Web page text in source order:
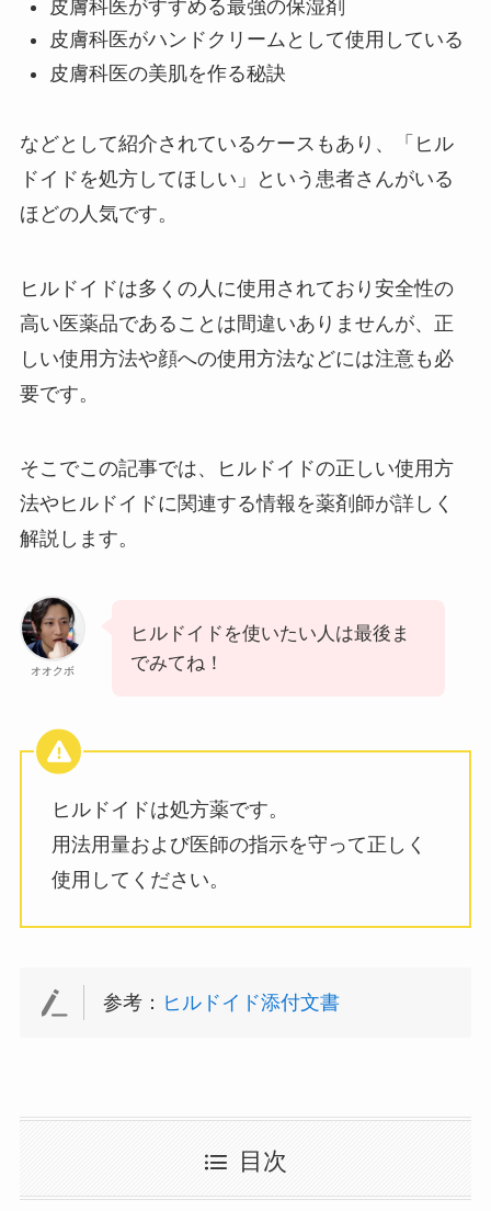
皮膚科医がすすめる最強の保湿剤
皮膚科医がハンドクリームとして使用している
皮膚科医の美肌を作る秘訣
などとして紹介されているケースもあり、「ヒル
ドイドを処方してほしい」という患者さんがいる
ほどの人気です。
ヒルドイドは多くの人に使用されており安全性の
高い医薬品であることは間違いありませんが、正
しい使用方法や顔への使用方法などには注意も必
要です。
そこでこの記事では、ヒルドイドの正しい使用方
法やヒルドイドに関連する情報を薬剤師が詳しく
解説します。
オオクボ
ヒルドイドを使いたい人は最後ま
でみてね！
ヒルドイドは処方薬です。
用法用量および医師の指示を守って正しく
使用してください。
参考： ヒルドイド添付文書
目次